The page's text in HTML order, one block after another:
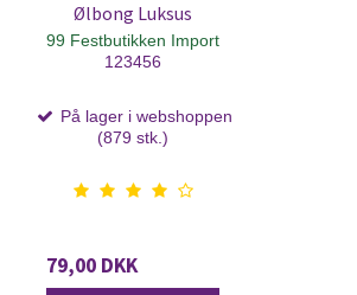
Ølbong Luksus
99 Festbutikken Import
123456
På lager i webshoppen
(879 stk.)
79,00 DKK